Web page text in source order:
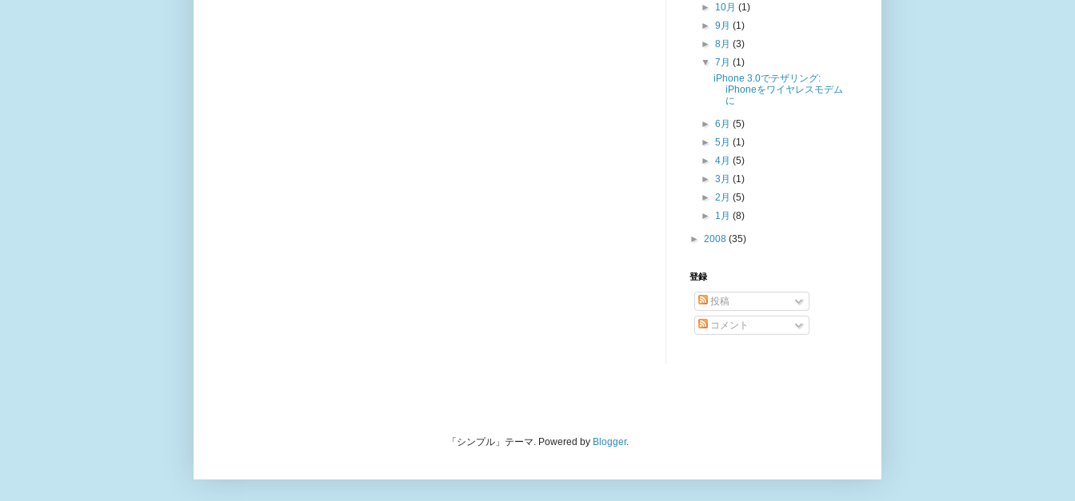
► 10月(1)
►9月(1)
►8月(3)
▼7月(1)
iPhone 3.0でテザリング:
iPhoneをワイヤレスモデム
に
►6月(5)
►5月(1)
►4月(5)
►3月(1)
►2月(5)
► 1月(8)
► 2008 (35)
登録
投稿
コメント
「シンプル」テーマ. Powered by Blogger.